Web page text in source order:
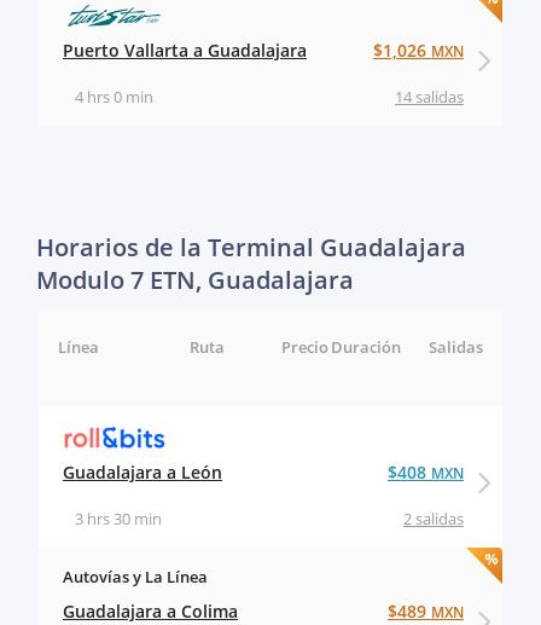
Puerto Vallarta a Guadalajara
14 salidas
4 hrs 0 min
$1,026 MXN
Horarios de la Terminal Guadalajara
Modulo 7 ETN, Guadalajara
Línea Ruta Salidas
Duración
Precio
Guadalajara a León
2 salidas
3 hrs 30 min
$408 MXN
Autovías y La Línea
Guadalajara a Colima $489 MXN